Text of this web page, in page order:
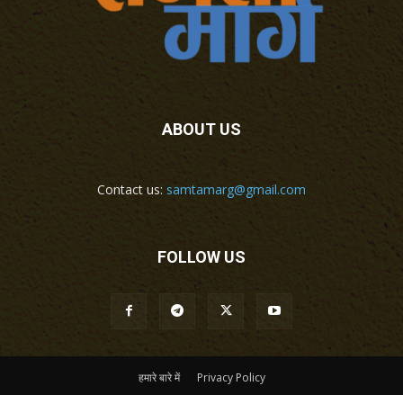
ABOUT US
Contact us: samtamarg@gmail.com
FOLLOW US
हमारे बारे में Privacy Policy